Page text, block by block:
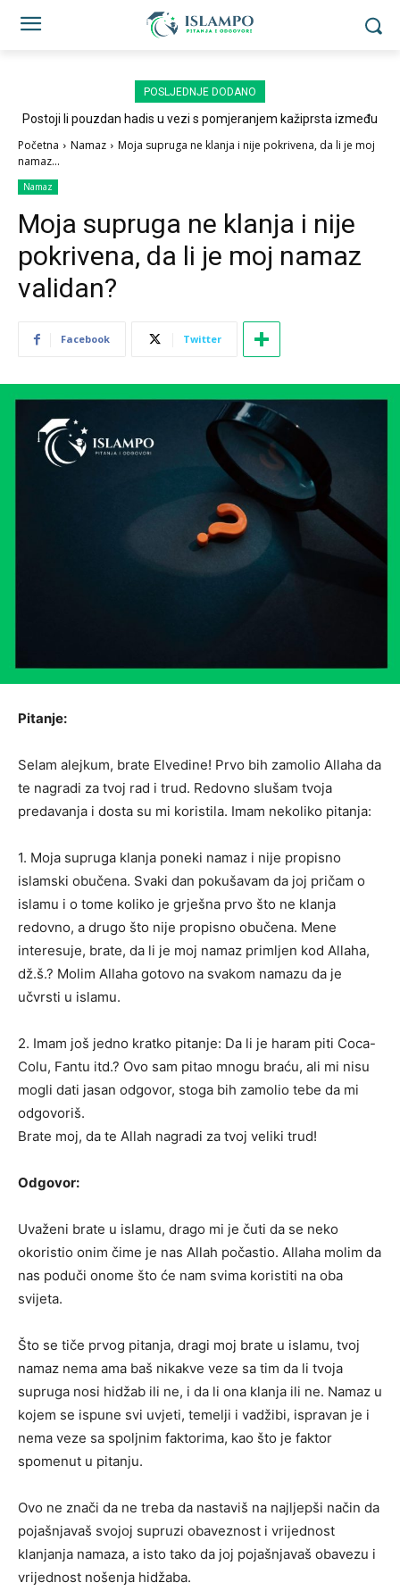
POSLJEDNJE DODANO
Postoji li pouzdan hadis u vezi s pomjeranjem kažiprsta između
Početna Namaz
Moja supruga ne klanja i nije pokrivena, da li je moj
namaz...
Namaz
Moja supruga ne klanja i nije
pokrivena, da li je moj namaz
validan?
Facebook Twitter
Pitanje:
Selam alejkum, brate Elvedine! Prvo bih zamolio Allaha da
te nagradi za tvoj rad i trud. Redovno slušam tvoja
predavanja i dosta su mi koristila. Imam nekoliko pitanja:
1. Moja supruga klanja poneki namaz i nije propisno
islamski obučena. Svaki dan pokušavam da joj pričam o
islamu i o tome koliko je grješna prvo što ne klanja
redovno, a drugo što nije propisno obučena. Mene
interesuje, brate, da li je moj namaz primljen kod Allaha,
dž.š.? Molim Allaha gotovo na svakom namazu da je
učvrsti u islamu.
2. Imam još jedno kratko pitanje: Da li je haram piti Coca-
Colu, Fantu itd.? Ovo sam pitao mnogu braću, ali mi nisu
mogli dati jasan odgovor, stoga bih zamolio tebe da mi
odgovoriš.
Brate moj, da te Allah nagradi za tvoj veliki trud!
Odgovor:
Uvaženi brate u islamu, drago mi je čuti da se neko
okoristio onim čime je nas Allah počastio. Allaha molim da
nas poduči onome što će nam svima koristiti na oba
svijeta.
Što se tiče prvog pitanja, dragi moj brate u islamu, tvoj
namaz nema ama baš nikakve veze sa tim da li tvoja
supruga nosi hidžab ili ne, i da li ona klanja ili ne. Namaz u
kojem se ispune svi uvjeti, temelji i vadžibi, ispravan je i
nema veze sa spoljnim faktorima, kao što je faktor
spomenut u pitanju.
Ovo ne znači da ne treba da nastaviš na najljepši način da
pojašnjavaš svojoj supruzi obaveznost i vrijednost
klanjanja namaza, a isto tako da joj pojašnjavaš obavezu i
vrijednost nošenja hidžaba.